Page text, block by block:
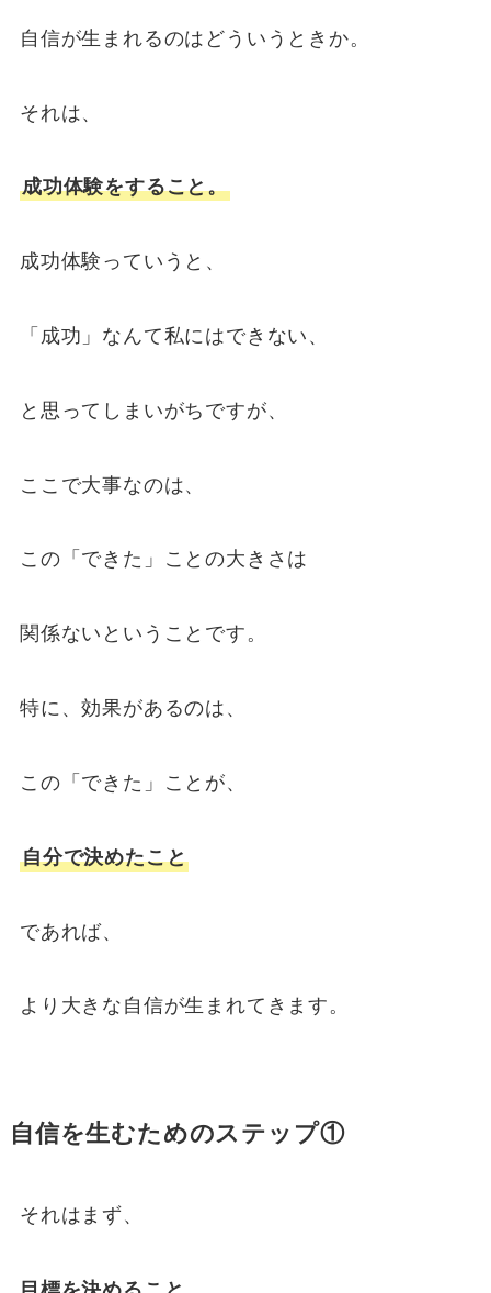
自信が生まれるのはどういうときか。
それは、
成功体験をすること。
成功体験っていうと、
「成功」なんて私にはできない、
と思ってしまいがちですが、
ここで大事なのは、
この「できた」ことの大きさは
関係ないということです。
特に、効果があるのは、
この「できた」ことが、
自分で決めたこと
であれば、
より大きな自信が生まれてきます。
自信を生むためのステップ①
それはまず、